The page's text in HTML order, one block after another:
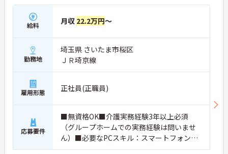
給料 月収 22.2万円～
勤務地
埼玉県 さいたま市桜区
ＪＲ埼京線
雇用形態 正社員(正職員)
応募要件
■無資格OK■介護実務経験3年以上必須
（グループホームでの実務経験は問いませ
ん）■必要なPCスキル：スマートフォンで
のデータの入力が必須